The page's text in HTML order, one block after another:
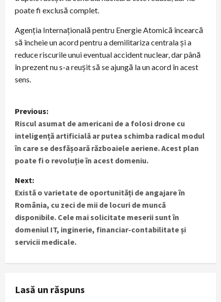
poate fi exclusă complet.
Agenția Internațională pentru Energie Atomică încearcă
să încheie un acord pentru a demilitariza centrala și a
reduce riscurile unui eventual accident nuclear, dar până
în prezent nu s-a reușit să se ajungă la un acord în acest
sens.
P
o
s
t
n
a
v
a
Previous:
Riscul asumat de americani de a folosi drone cu
inteligență artificială ar putea schimba radical modul
în care se desfășoară războaiele aeriene. Acest plan
poate fi o revoluție în acest domeniu.
Next:
Există o varietate de oportunități de angajare în
România, cu zeci de mii de locuri de muncă
disponibile. Cele mai solicitate meserii sunt în
domeniul IT, inginerie, financiar-contabilitate și
servicii medicale.
Lasă un răspuns